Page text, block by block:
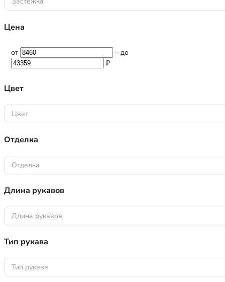
Цена
от – до
₽
Цвет
Цвет
Отделка
Отделка
Длина рукавов
Длина рукавов
Тип рукава
Тип рукава